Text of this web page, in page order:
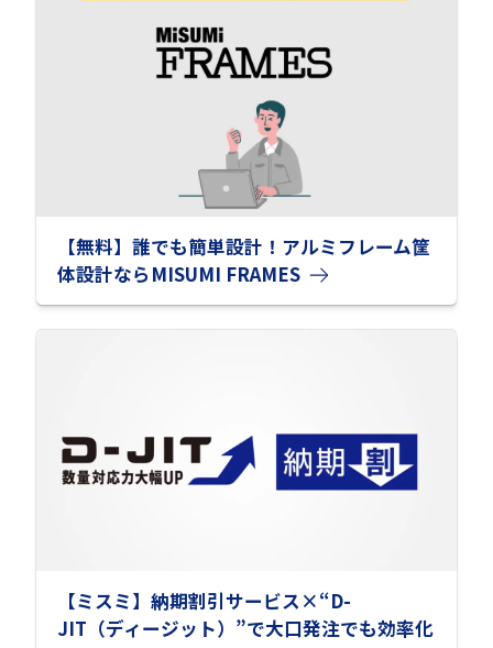
【無料】誰でも簡単設計！アルミフレーム筐
体設計ならMISUMI FRAMES
【ミスミ】納期割引サービス×“D-
JIT（ディージット）”で大口発注でも効率化